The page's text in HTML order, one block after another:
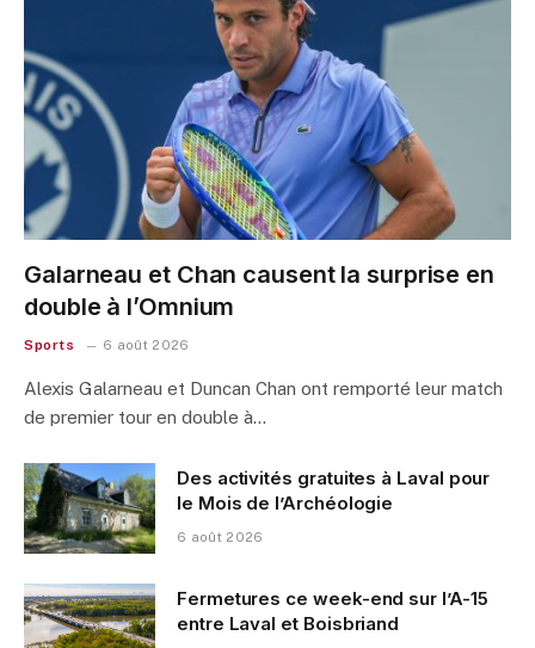
Galarneau et Chan causent la surprise en
double à l’Omnium
Sports 6 août 2026
Alexis Galarneau et Duncan Chan ont remporté leur match
de premier tour en double à…
Des activités gratuites à Laval pour
le Mois de l’Archéologie
6 août 2026
Fermetures ce week-end sur l’A-15
entre Laval et Boisbriand